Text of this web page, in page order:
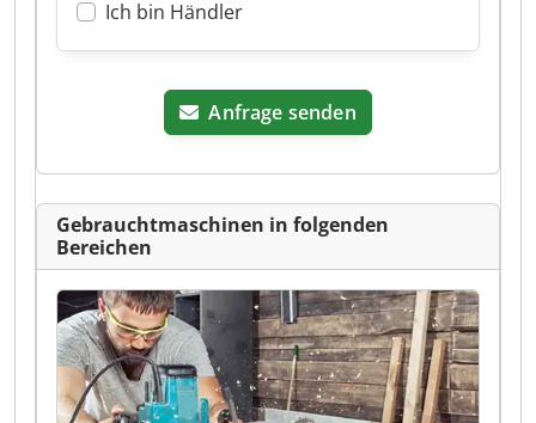
Ich bin Händler
Anfrage senden
Gebrauchtmaschinen in folgenden
Bereichen